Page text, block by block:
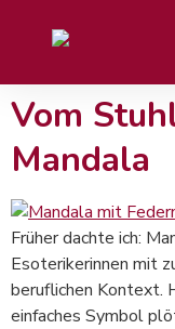
Vom
Mandala
Früher dachte ich:
Esoterikerinnen mit
beruflichen Kontext.
einfaches Symbol